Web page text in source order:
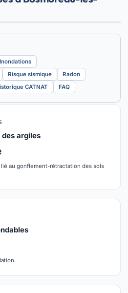
Inondations
Risque sismique
Radon
CATNAT FAQ
argiles
au gonflement-rétractation des sols